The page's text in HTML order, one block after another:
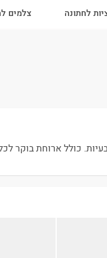
לחתונה צלמים
כולל ארוחת בוקר